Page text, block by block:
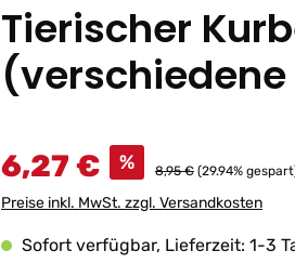
Tierischer
(verschiedene
6,27 € % 8,95 € (29.94%
Preise inkl. MwSt. zzgl. Versandkosten
Sofort verfügbar, Lieferzeit: 1-3